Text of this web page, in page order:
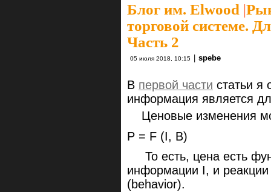
Блог им. Elwood |
торговой системе.
Часть 2
05 июля 2018, 10:15 spebe
В первой части статьи я
информация является
Ценовые изменения
P = F (I, B)
То есть, цена есть
информации I, и
(behavior).